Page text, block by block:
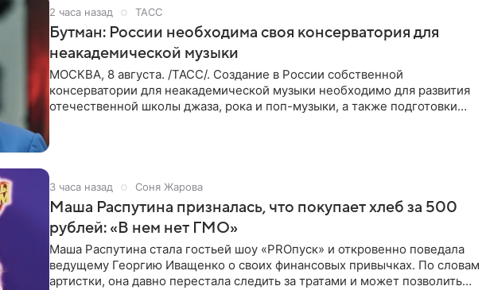
2 часа назад ТАСС
Бутман: России необходима своя консерватория для
неакадемической музыки
МОСКВА, 8 августа. /ТАСС/. Создание в России собственной
консерватории для неакадемической музыки необходимо для развития
отечественной школы джаза, рока и поп-музыки, а также подготовки
3 часа назад Соня Жарова
Маша Распутина призналась, что покупает хлеб за 500
рублей: «В нем нет ГМО»
Маша Распутина стала гостьей шоу «PROпуск» и откровенно поведала
ведущему Георгию Иващенко о своих финансовых привычках. По словам
артистки, она давно перестала следить за тратами и может позволить